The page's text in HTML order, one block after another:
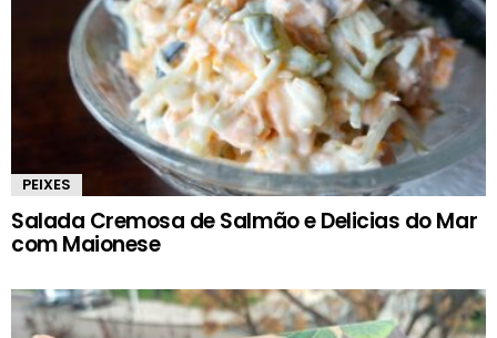
PEIXES
Salada Cremosa de Salmão e Delicias do Mar
com Maionese